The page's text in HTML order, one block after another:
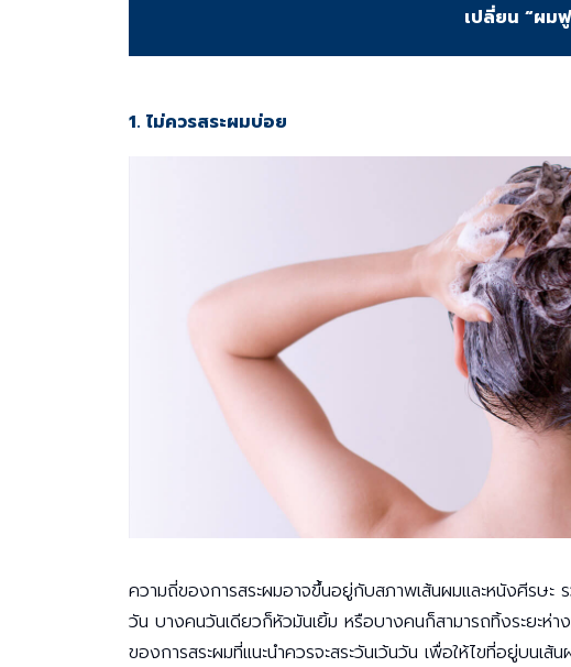
เปลี่ยน “ผม
1. ไม่ควรสระผมบ่อย
ความถี่ของการสระผมอาจขึ้นอยู่กับสภาพเส้นผมและหนังศีรษะ
วัน บางคนวันเดียวก็หัวมันเยิ้ม หรือบางคนก็สามารถทิ้งระยะห่
ของการสระผมที่แนะนำควรจะสระวันเว้นวัน เพื่อให้ไขที่อยู่บนเ